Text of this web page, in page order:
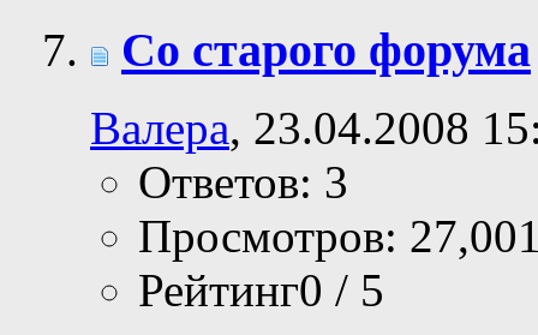
Со старого форума
Валера, 23.04.2008
Ответов: 3
Просмотров:
Рейтинг0 / 5